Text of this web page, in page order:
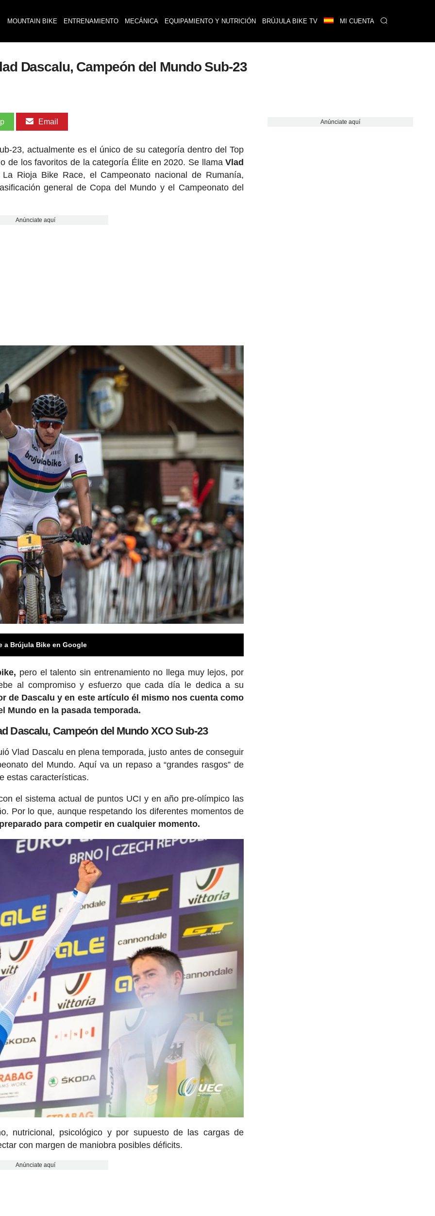
MOUNTAIN BIKE ENTRENAMIENTO MECÁNICA EQUIPAMIENTO Y NUTRICIÓN BRÚJULA BIKE TV MI CUENTA
Dascalu, Campeón del Mundo Sub-23
Email
23, actualmente es el único de su categoría dentro del Top
de los favoritos de la categoría Élite en 2020. Se llamaVlad
Rioja Bike Race, el Campeonato nacional de Rumanía,
general de Copa del Mundo y el Campeonato del
Anúnciate aquí
a Brújula Bike en Google
pero el talento sin entrenamiento no llega muy lejos, por
al compromiso y esfuerzo que cada día le dedica a su
de Dascalu y en este artículo él mismo nos cuenta como
Mundo en la pasada temporada.
Dascalu, Campeón del Mundo XCO Sub-23
Vlad Dascalu en plena temporada, justo antes de conseguir
del Mundo. Aquí va un repaso a “grandes rasgos” de
estas características.
el sistema actual de puntos UCI y en año pre-olímpico las
Por lo que, aunque respetando los diferentes momentos de
para competir en cualquier momento.
nutricional, psicológico y por supuesto de las cargas de
con margen de maniobra posibles déficits.
Anúnciate aquí
Anúnciate aquí